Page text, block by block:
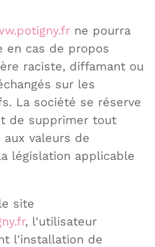
ne pourra
en cas de propos
raciste, diffamant ou
sur les
La société se réserve
de supprimer tout
valeurs de
législation applicable
site
, l'utilisateur
l'installation de